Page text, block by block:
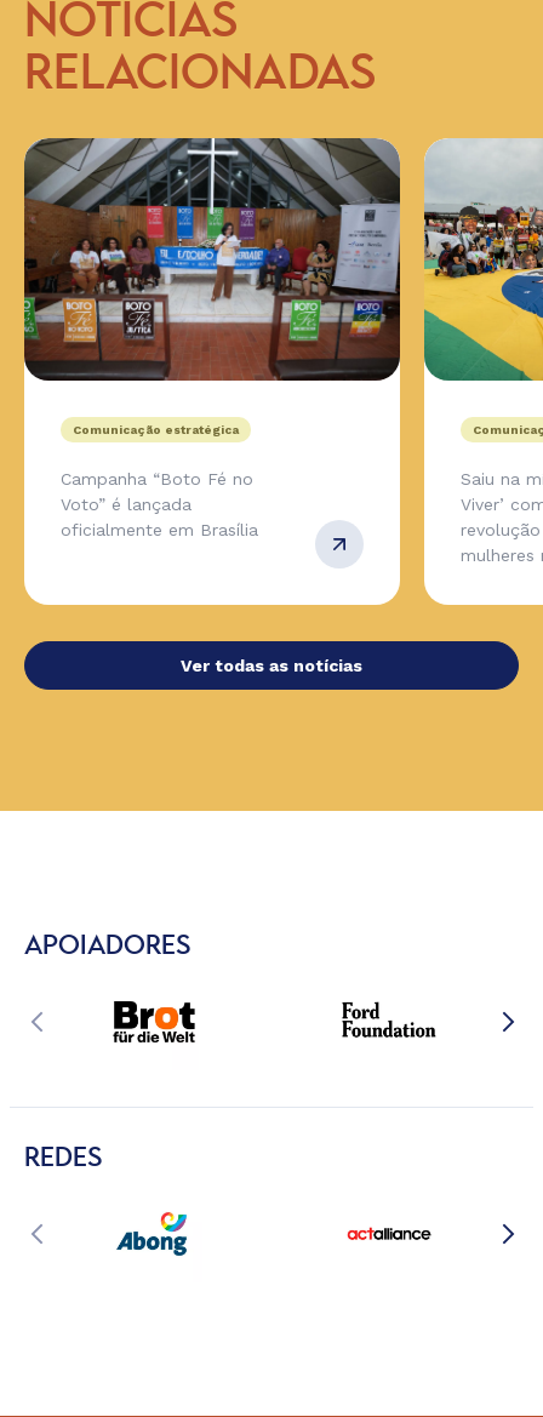
NOTÍCIAS
RELACIONADAS
Comunicação estratégica
Campanha “Boto Fé no
Voto” é lançada
oficialmente em Brasília
Saiu na
Viver’
mulheres
Ver todas as notícias
APOIADORES
REDES